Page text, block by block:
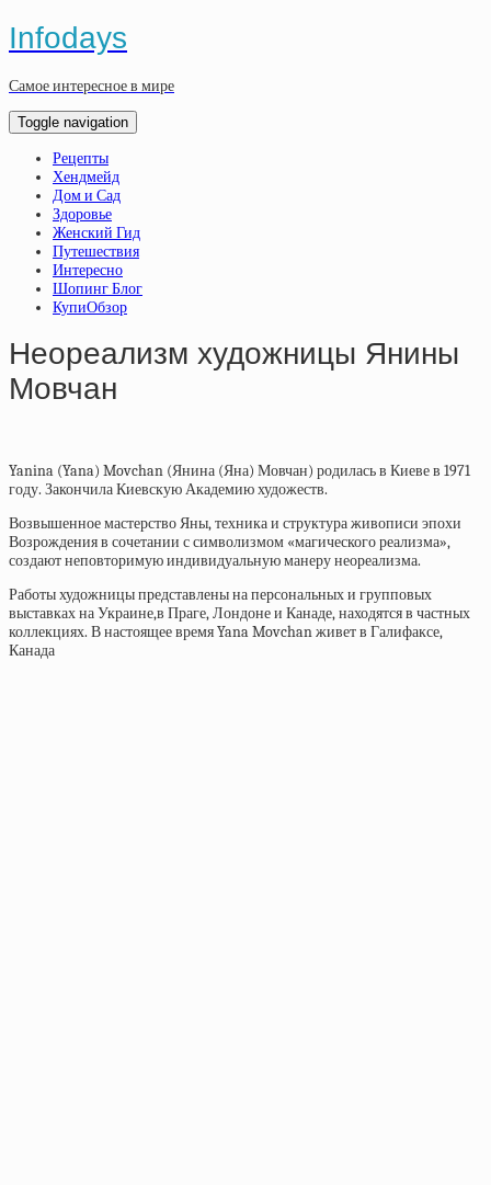
Infodays
Самое интересное в мире
Toggle navigation
Рецепты
Хендмейд
Дом и Сад
Здоровье
Женский Гид
Путешествия
Интересно
Шопинг Блог
КупиОбзор
Неореализм художницы Янины
Мовчан
Yanina (Yana) Movchan (Янина (Яна) Мовчан) родилась в Киеве в 1971
году. Закончила Киевскую Академию художеств.
Возвышенное мастерство Яны, техника и структура живописи эпохи
Возрождения в сочетании с символизмом «магического реализма»,
создают неповторимую индивидуальную манеру неореализма.
Работы художницы представлены на персональных и групповых
выставках на Украине,в Праге, Лондоне и Канаде, находятся в частных
коллекциях. В настоящее время Yana Movchan живет в Галифаксе,
Канада